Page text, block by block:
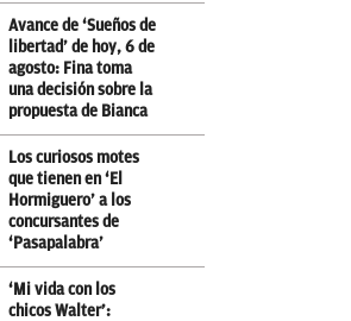
Avance de ‘Sueños de
libertad’ de hoy, 6 de
agosto: Fina toma
una decisión sobre la
propuesta de Bianca
Los curiosos motes
que tienen en ‘El
Hormiguero’ a los
concursantes de
‘Pasapalabra’
‘Mi vida con los
chicos Walter’: